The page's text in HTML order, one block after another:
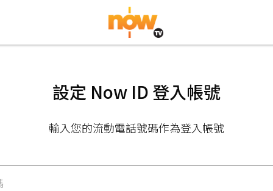
設定 Now ID 登入帳號
輸入您的流動電話號碼作為登入帳號